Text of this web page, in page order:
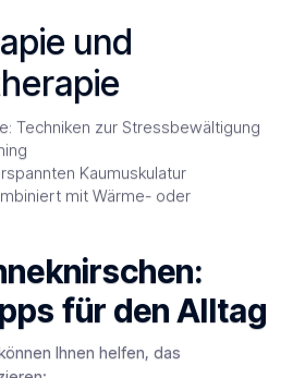
und
Techniken zur Stressbewältigung
Kaumuskulatur
mit Wärme- oder
für den Alltag
Ihnen helfen, das